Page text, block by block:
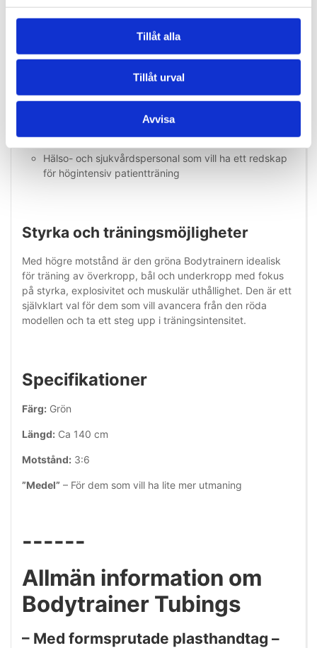
Tillåt alla
Tillåt urval
Avvisa
träningsupplevelse:
Avancerade motionärer som vill öka styrka och
muskelmassa
Atleter som tränar specifik muskelkontroll och
explosivitet
Patienter i det sena stadiet av rehabilitering med
Hälso- och sjukvårdspersonal som vill ha ett redskap
för högintensiv patientträning
Styrka och träningsmöjligheter
Med högre motstånd är den gröna Bodytrainern idealisk
för träning av överkropp, bål och underkropp med fokus
på styrka, explosivitet och muskulär uthållighet. Den är ett
självklart val för dem som vill avancera från den röda
modellen och ta ett steg upp i träningsintensitet.
Specifikationer
Färg: Grön
Längd: Ca 140 cm
Motstånd: 3:6
”Medel” – För dem som vill ha lite mer utmaning
------
Allmän information om
Bodytrainer Tubings
– Med formsprutade plasthandtag –